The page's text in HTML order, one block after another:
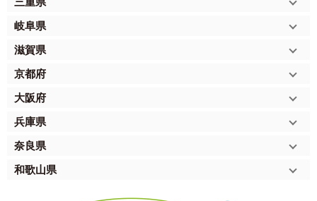
岐阜県
滋賀県
京都府
大阪府
兵庫県
奈良県
和歌山県